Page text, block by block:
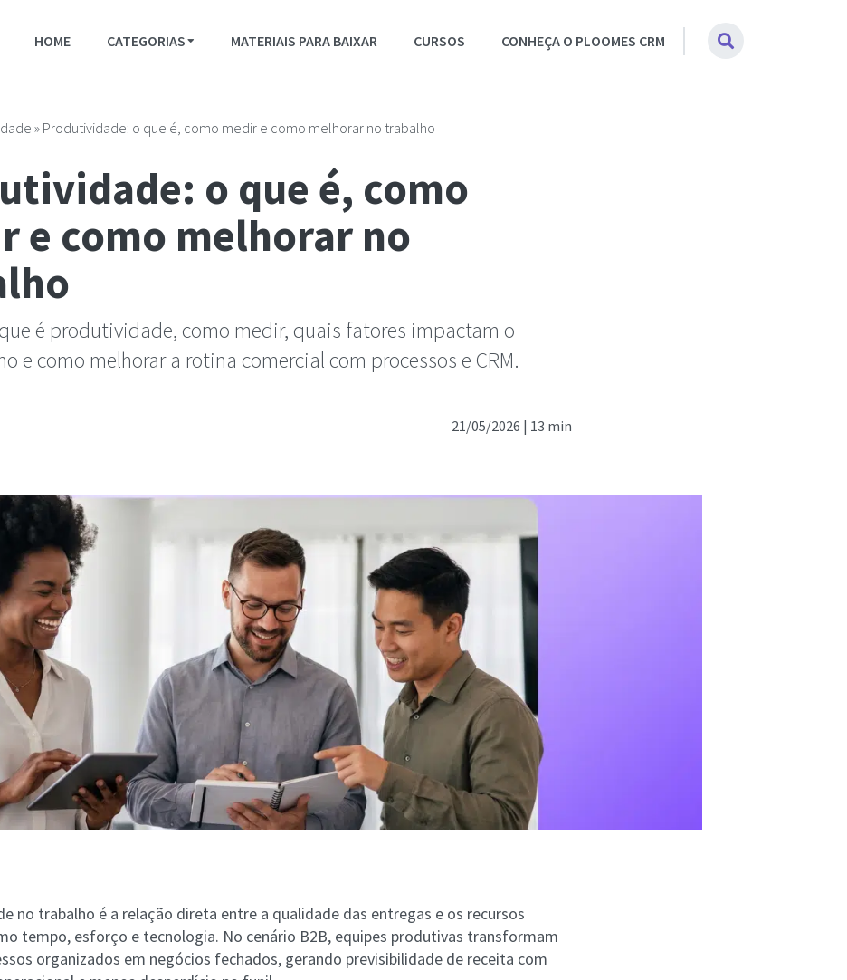
HOME CATEGORIAS MATERIAIS PARA BAIXAR CURSOS CONHEÇA O PLOOMES CRM
» Produtividade: o que é, como medir e como melhorar no trabalho
o que é, como
e como melhorar no
é produtividade, como medir, quais fatores impactam o
e como melhorar a rotina comercial com processos e CRM.
21/05/2026 | 13 min
no trabalho é a relação direta entre a qualidade das entregas e os recursos
tempo, esforço e tecnologia. No cenário B2B, equipes produtivas transformam
organizados em negócios fechados, gerando previsibilidade de receita com